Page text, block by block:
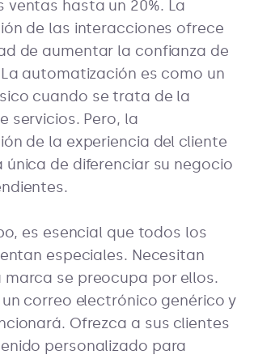
ventas hasta un 20%. La
de las interacciones ofrece
de aumentar la confianza de
automatización es como un
cuando se trata de la
servicios. Pero, la
de la experiencia del cliente
única de diferenciar su negocio
es esencial que todos los
especiales. Necesitan
marca se preocupa por ellos.
correo electrónico genérico y
Ofrezca a sus clientes
personalizado para